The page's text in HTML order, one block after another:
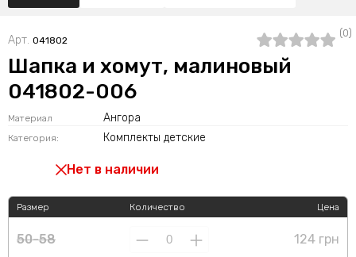
Арт. 041802
(0)
Шапка и хомут, малиновый
041802-006
Материал Ангора
Категория: Комплекты детские
Нет в наличии
Размер
50-58
Количество Цена
124 грн